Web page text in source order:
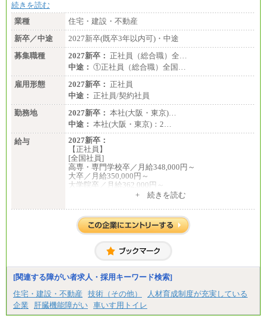
続きを読む
業種
住宅・建設・不動産
新卒／中途
2027新卒(既卒3年以内可)・中途
募集職種
2027新卒： 正社員（総合職）全…
中途： ①正社員（総合職）全国…
雇用形態
2027新卒： 正社員
中途： 正社員/契約社員
勤務地
2027新卒： 本社(大阪・東京)…
中途： 本社(大阪・東京)：2…
給与
2027新卒：
【正社員】
[全国社員]
高専・専門学校卒／月給348,000円～
大卒／月給350,000円～
大学院卒／月給362,000円～
[地域社員]月給295,000円～
【正社員】
[全国社員]月給348,000円～
[地域社員]月給295,000円～
【契約社員】月給200,000円～
+ 続きを読む
[関連する障がい者求人・採用キーワード検索]
住宅・建設・不動産
技術（その他）
人材育成制度が充実している
企業
肝臓機能障がい 車いす用トイレ